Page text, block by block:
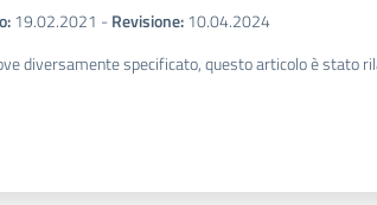
19.02.2021 -Revisione:10.04.2024
diversamente specificato, questo articolo è stato